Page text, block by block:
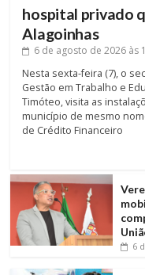
hospital privado
Alagoinhas
6 de agosto de 2026 às
Nesta sexta-feira (7), o
Gestão em Trabalho e
Timóteo, visita as
município de mesmo
de Crédito Financeiro
6